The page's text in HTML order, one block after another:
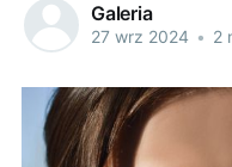
Galeria
27 wrz 2024 • 2